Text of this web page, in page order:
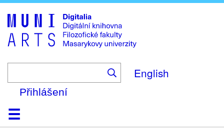
to
main
content
English
Přihlášení
DomůKolekce
Prohlížení
Vyhledávání
O platformě
Nápověda
KontaktDigitalia